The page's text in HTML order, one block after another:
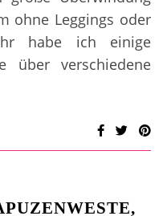
ohne Leggings oder
habe ich einige
über verschiedene